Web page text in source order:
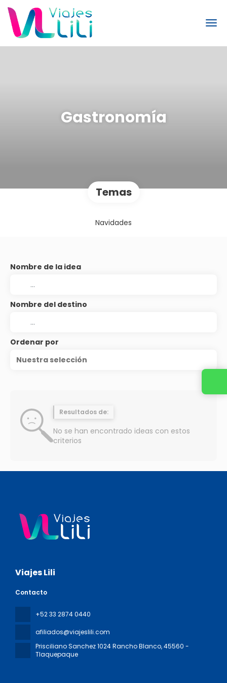
Gastronomía
Temas
Navidades
Nombre de la idea
Nombre del destino
Ordenar por
Nuestra selección
Resultados de:
No se han encontrado ideas con estos
criterios
Viajes Lili
Contacto
+52 33 2874 0440
afiliados@viajeslili.com
Prisciliano Sanchez 1024 Rancho Blanco, 45560 -
Tlaquepaque